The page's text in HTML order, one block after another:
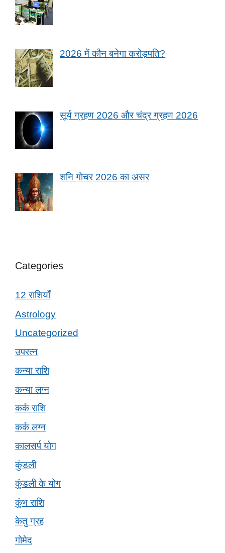
2026 में कौन बनेगा करोड़पति?
सूर्य ग्रहण 2026 और चंद्र ग्रहण 2026
शनि गोचर 2026 का असर
Categories
12 राशियाँ
Astrology
Uncategorized
उपरत्न
कन्या राशि
कन्या लग्न
कर्क राशि
कर्क लग्न
कालसर्प योग
कुंडली
कुंडली के योग
कुंभ राशि
केतु ग्रह
गोमेद